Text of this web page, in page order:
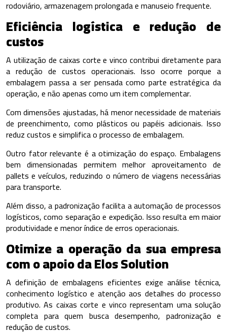
rodoviário, armazenagem prolongada e manuseio frequente.
Eficiência logística e redução de
custos
A utilização de caixas corte e vinco contribui diretamente para
a redução de custos operacionais. Isso ocorre porque a
embalagem passa a ser pensada como parte estratégica da
operação, e não apenas como um item complementar.
Com dimensões ajustadas, há menor necessidade de materiais
de preenchimento, como plásticos ou papéis adicionais. Isso
reduz custos e simplifica o processo de embalagem.
Outro fator relevante é a otimização do espaço. Embalagens
bem dimensionadas permitem melhor aproveitamento de
pallets e veículos, reduzindo o número de viagens necessárias
para transporte.
Além disso, a padronização facilita a automação de processos
logísticos, como separação e expedição. Isso resulta em maior
produtividade e menor índice de erros operacionais.
Otimize a operação da sua empresa
com o apoio da Elos Solution
A definição de embalagens eficientes exige análise técnica,
conhecimento logístico e atenção aos detalhes do processo
produtivo. As caixas corte e vinco representam uma solução
completa para quem busca desempenho, padronização e
redução de custos.